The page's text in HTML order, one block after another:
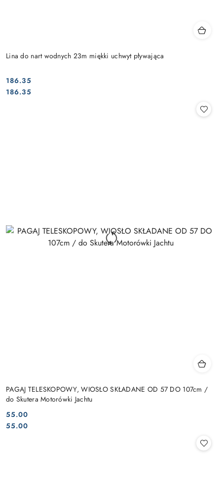
Lina do nart wodnych 23m miękki uchwyt pływająca
Cena:
186.35
Cena:
186.35
PAGAJ TELESKOPOWY, WIOSŁO SKŁADANE OD 57 DO 107cm /
do Skutera Motorówki Jachtu
Cena:
55.00
Cena:
55.00